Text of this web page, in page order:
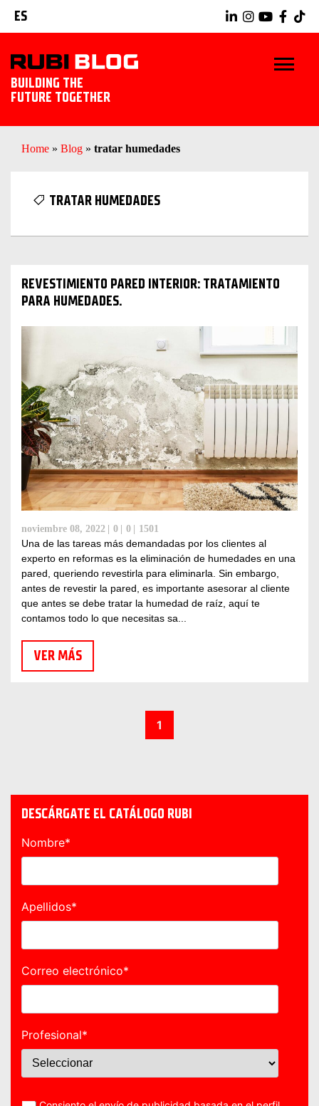
ES
BUILDING THE
FUTURE TOGETHER
INICIO
EXPLORAR RUBI
Home » Blog » tratar humedades
TRATAR HUMEDADES
REVESTIMIENTO PARED INTERIOR: TRATAMIENTO
PARA HUMEDADES.
noviembre 08, 2022 0 0 1501
Una de las tareas más demandadas por los clientes al
experto en reformas es la eliminación de humedades en una
pared, queriendo revestirla para eliminarla. Sin embargo,
antes de revestir la pared, es importante asesorar al cliente
que antes se debe tratar la humedad de raíz, aquí te
contamos todo lo que necesitas sa...
VER MÁS
1
DESCÁRGATE EL CATÁLOGO RUBI
Nombre*
Apellidos*
Correo electrónico*
Profesional*